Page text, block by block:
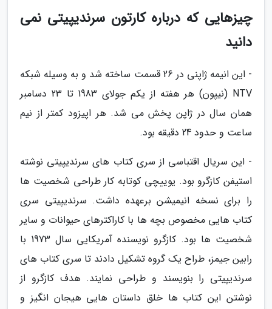
چیزهایی که درباره کارتون سرندیپیتی نمی
دانید
- این انیمه ژاپنی در 26 قسمت ساخته شد و به وسیله شبکه
NTV (نیپون) هر هفته از یکم جولای 1983 تا 23 دسامبر
همان سال در ژاپن پخش می شد. هر اپیزود کمتر از نیم
ساعت و حدود 24 دقیقه بود.
- این سریال اقتباسی از سری کتاب های سرندیپیتی نوشته
استیفن کازگرو بود. یوییچی کوتابه کار طراحی شخصیت ها
را برای نسخه انیمیشن برعهده داشت. سرندیپیتی سری
کتاب هایی مخصوص بچه ها با کاراکترهای حیوانات و سایر
شخصیت ها بود. کازگرو نویسنده آمریکایی سال 1973 با
رابین جیمز، طراح یک گروه تشکیل دادند تا سری کتاب های
سرندیپیتی را بنویسند و طراحی نمایند. هدف کازگرو از
نوشتن این کتاب ها خلق داستان هایی هیجان انگیز و